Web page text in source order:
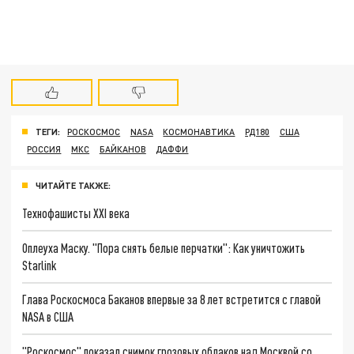
ТЕГИ: РОСКОСМОС NASA КОСМОНАВТИКА РД180
США
РОССИЯ
МКС БАЙКАНОВ ДАФФИ
ЧИТАЙТЕ ТАКЖЕ:
Технофашисты XXI века
Оплеуха Маску. "Пора снять белые перчатки": Как уничтожить
Starlink
Глава Роскосмоса Баканов впервые за 8 лет встретится с главой
NASA в США